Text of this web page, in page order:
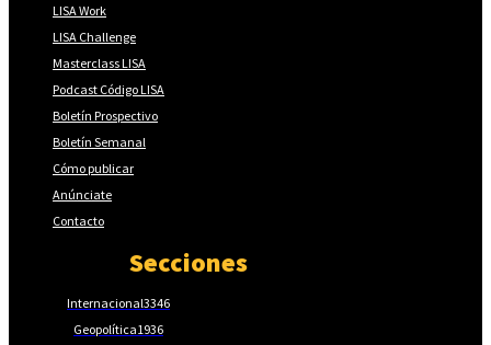
LISA Work
LISA Challenge
Masterclass LISA
Podcast Código LISA
Boletín Prospectivo
Boletín Semanal
Cómo publicar
Anúnciate
Contacto
Secciones
Internacional3346
Geopolítica1936